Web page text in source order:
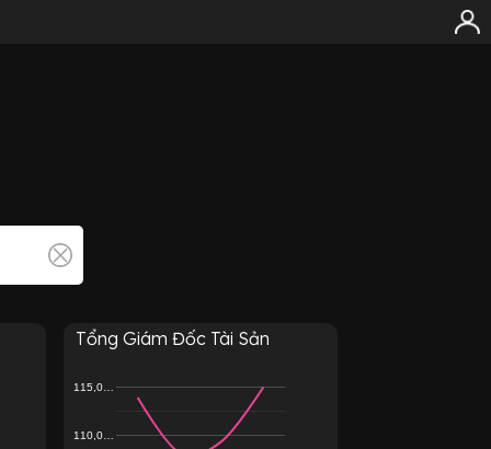
Tổng Giám Đốc Tài Sản
110,0…
115,0…